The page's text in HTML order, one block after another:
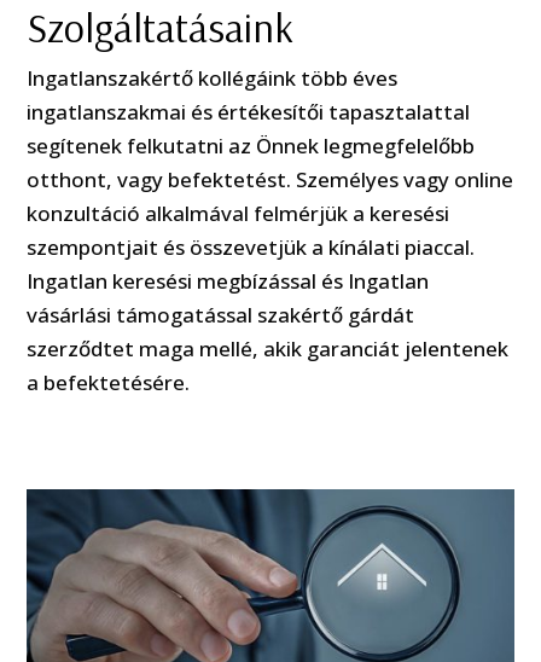
Szolgáltatásaink
Ingatlanszakértő kollégáink több éves
ingatlanszakmai és értékesítői tapasztalattal
segítenek felkutatni az Önnek legmegfelelőbb
otthont, vagy befektetést. Személyes vagy online
konzultáció alkalmával felmérjük a keresési
szempontjait és összevetjük a kínálati piaccal.
Ingatlan keresési megbízással és Ingatlan
vásárlási támogatással szakértő gárdát
szerződtet maga mellé, akik garanciát jelentenek
a befektetésére.